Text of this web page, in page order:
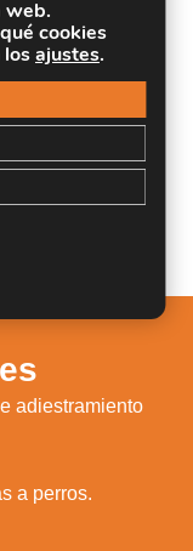
a perros.
canina.
aplicados a
adiestramiento
a perros.
web.
cookies
losajustes.